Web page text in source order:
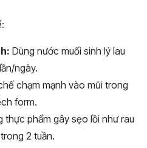
Dùng nước muối sinh lý lau
ngày.
chạm mạnh vào mũi trong
form.
thực phẩm gây sẹo lồi như rau
2 tuần.